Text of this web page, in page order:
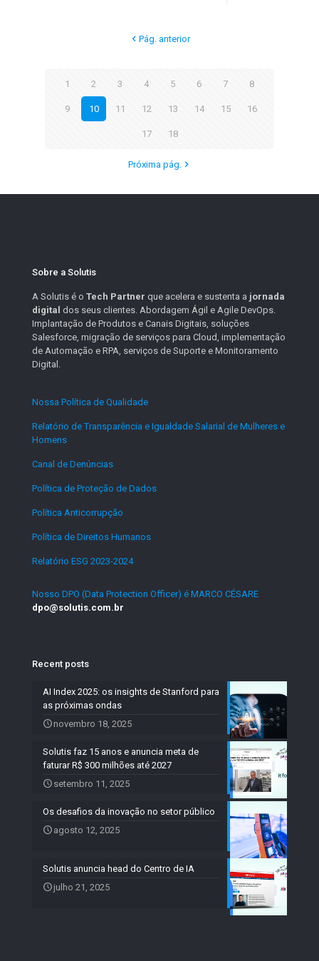
Pág. anterior
1 2 3 4 5 6 7 8
9 10 11 12 13 14 15 16
17 18
Próxima pág.
Sobre a Solutis
A Solutis é o Tech Partner que acelera e sustenta a jornada
digital dos seus clientes. Abordagem Ágil e Agile DevOps.
Implantação de Produtos e Canais Digitais, soluções
Salesforce, migração de serviços para Cloud, implementação
de Automação e RPA, serviços de Suporte e Monitoramento
Digital.
Nossa Política de Qualidade
Relatório de Transparência e Igualdade Salarial de Mulheres e
Homens
Canal de Denúncias
Política de Proteção de Dados
Política Anticorrupção
Política de Direitos Humanos
Relatório ESG 2023-2024.
Nosso DPO (Data Protection Officer) é MARCO CÉSARE
dpo@solutis.com.br
Recent posts
AI Index 2025: os insights de Stanford para
as próximas ondas
novembro 18, 2025
Solutis faz 15 anos e anuncia meta de
faturar R$ 300 milhões até 2027
setembro 11, 2025
Os desafios da inovação no setor público
agosto 12, 2025
Solutis anuncia head do Centro de IA
julho 21, 2025